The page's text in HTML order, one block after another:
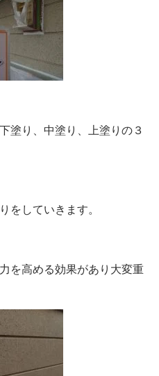
塗り、中塗り、上塗りの３
をしていきます。
を高める効果があり大変重